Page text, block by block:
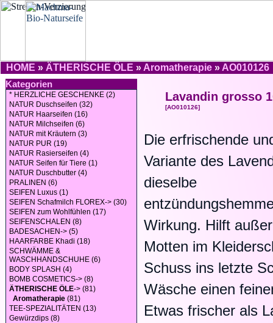
HOME » ÄTHERISCHE ÖLE » Aromatherapie » AO010126
Kategorien
* HERZLICHE GESCHENKE (2)
NATUR Duschseifen (32)
NATUR Haarseifen (16)
NATUR Milchseifen (6)
NATUR mit Kräutern (3)
NATUR PUR (19)
NATUR Rasierseifen (4)
NATUR Seifen für Tiere (1)
NATUR Duschbutter (4)
PRALINEN (6)
SEIFEN Luxus (1)
SEIFEN Schafmilch FLOREX-> (30)
SEIFEN zum Wohlfühlen (17)
SEIFENSCHALEN (8)
BADESACHEN-> (5)
HAARFARBE Khadi (18)
SCHWÄMME &
WASCHHANDSCHUHE (6)
BODY SPLASH (4)
BOMB COSMETICS-> (8)
ÄTHERISCHE ÖLE-> (81)
Aromatherapie (81)
TEE-SPEZIALITÄTEN (13)
Gewürzdips (8)
Lavandin grosso
[AO010126]
Die erfrischende
Variante des
dieselbe
Wirkung. Hilft
Motten im
Schuss ins letzte
Wäsche einen
Etwas frischer als